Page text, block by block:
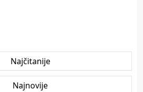
Najčitanije
Najnovije